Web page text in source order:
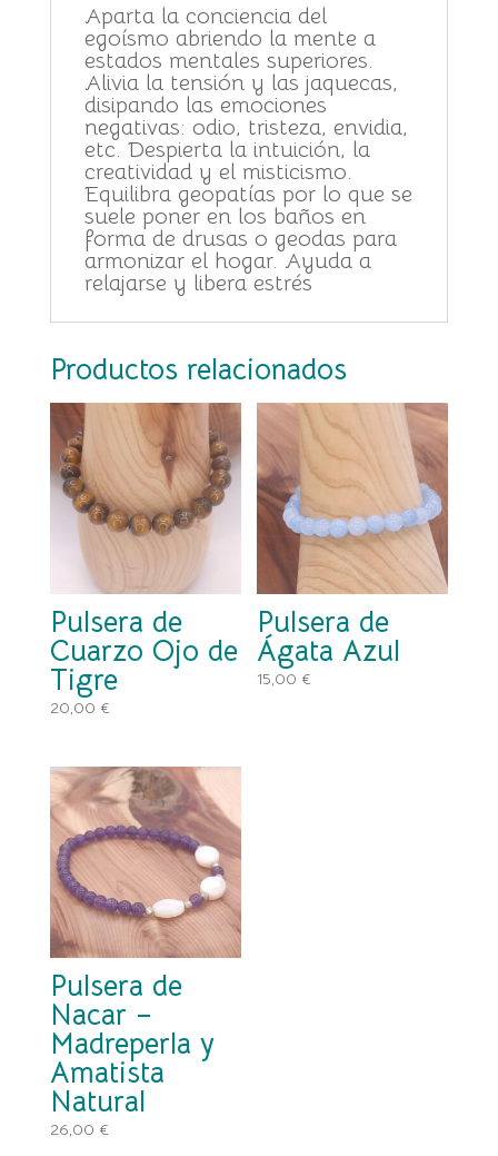
Aparta la conciencia del
egoísmo abriendo la mente a
estados mentales superiores.
Alivia la tensión y las jaquecas,
disipando las emociones
negativas: odio, tristeza, envidia,
etc. Despierta la intuición, la
creatividad y el misticismo.
Equilibra geopatías por lo que se
suele poner en los baños en
forma de drusas o geodas para
armonizar el hogar. Ayuda a
relajarse y libera estrés
Productos relacionados
Pulsera de
Cuarzo Ojo de
Tigre
20,00 €
Pulsera de
Ágata Azul
15,00 €
Pulsera de
Nacar –
Madreperla y
Amatista
Natural
26,00 €